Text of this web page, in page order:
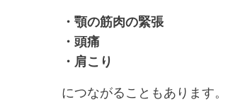
・顎の筋肉の緊張
・頭痛
・肩こり
につながることもあります。